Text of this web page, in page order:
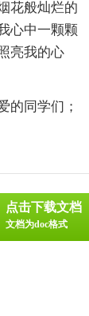
花般灿烂的
心中一颗颗
亮我的心
的同学们；
点击下载文档
文档为doc格式